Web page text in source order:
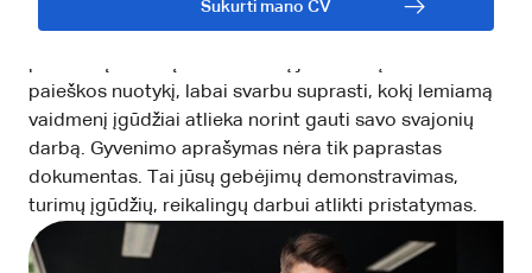
Sukurti mano CV
Sveikiname žengus pirmąjį žingsnį kuriant savo
paieškos nuotykį, labai svarbu suprasti, kokį lemiamą
vaidmenį įgūdžiai atlieka norint gauti savo svajonių
darbą. Gyvenimo aprašymas nėra tik paprastas
dokumentas. Tai jūsų gebėjimų demonstravimas,
turimų įgūdžių, reikalingų darbui atlikti pristatymas.